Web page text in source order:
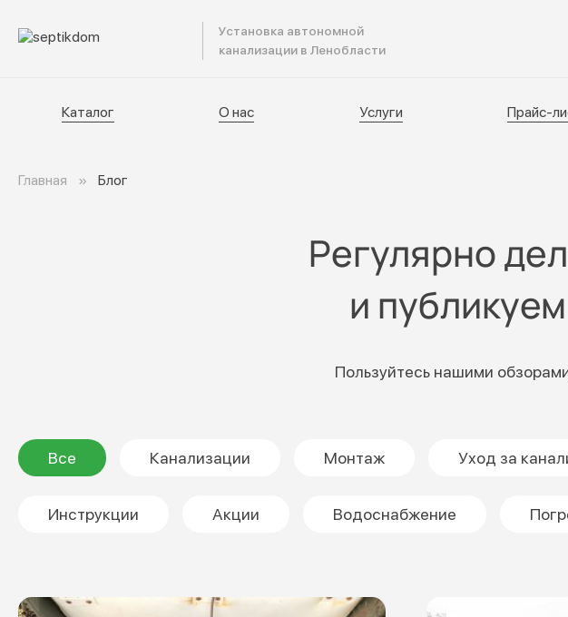
Установка автономной
канализации в Ленобласти
Каталог
Каталог О нас Услуги Прайс-
Главная Блог
Регулярно
и
Пользуйтесь нашими
Все Канализации Монтаж Уход за
Инструкции Акции Водоснабжение